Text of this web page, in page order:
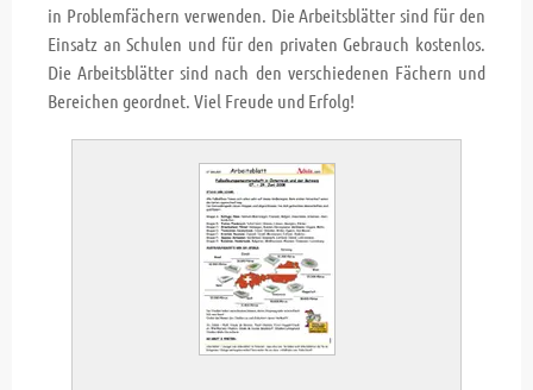
in Problemfächern verwenden. Die Arbeitsblätter sind für den
Einsatz an Schulen und für den privaten Gebrauch kostenlos.
Die Arbeitsblätter sind nach den verschiedenen Fächern und
Bereichen geordnet. Viel Freude und Erfolg!